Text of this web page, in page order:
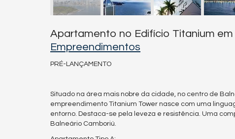
Apartamento no Edifício Titanium
Empreendimentos
PRÉ-LANÇAMENTO
Situado na área mais nobre da cidade, no centro de
empreendimento Titanium Tower nasce com uma
entorno. Destaca-se pela leveza e resistência. Uma
Balneário Camboriú.